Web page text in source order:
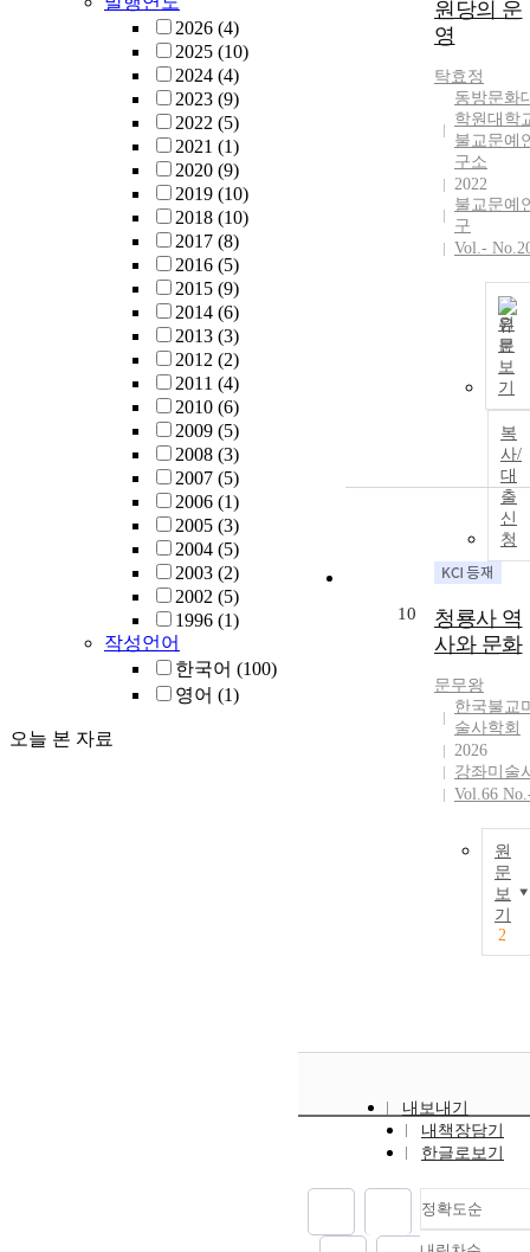
2026 (4)
2025 (10)
2024 (4)
2023 (9)
2022 (5)
2021 (1)
2020 (9)
2019 (10)
2018 (10)
2017 (8)
2016 (5)
2015 (9)
2014 (6)
2013 (3)
2012 (2)
2011 (4)
2010 (6)
2009 (5)
2008 (3)
2007 (5)
2006 (1)
2005 (3)
2004 (5)
2003 (2)
2002 (5)
1996 (1)
작성언어
한국어 (100)
영어 (1)
오늘 본 자료
원당의 운
영
탁효정
동방문화
학원대학
불교문예
구소
2022
불교문예
구
Vol.-
원
문
보
기
복
사/
대
출
신
청
10
청룡사 역
사와 문화
문무왕
한국불교
술사학회
2026
강좌미술
Vol.66
원
문
보
기
2
내보내기
내책장담기
한글로보기
정확도순